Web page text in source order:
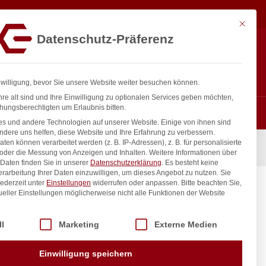
Standardsortierung
Mit
Datenschutz-Präferenz
bevor Sie unsere Website weiter besuchen können.
alt sind und Ihre Einwilligung zu optionalen Services geben möchten,
um Erlaubnis bitten.
und andere Technologien auf unserer Website. Einige von ihnen sind
uns helfen, diese Website und Ihre Erfahrung zu verbessern.
können verarbeitet werden (z. B. IP-Adressen), z. B. für personalisierte
die Messung von Anzeigen und Inhalten. Weitere Informationen über
finden Sie in unserer Datenschutzerklärung. Es besteht keine
Ihrer Daten einzuwilligen, um dieses Angebot zu nutzen. Sie
unter Einstellungen widerrufen oder anpassen. Bitte beachten Sie,
Einstellungen möglicherweise nicht alle Funktionen der Website
Service-Gruppen, für die eine Einwilligung erteilt werden kann.
Marketing Externe Medien
Einwilligung speichern